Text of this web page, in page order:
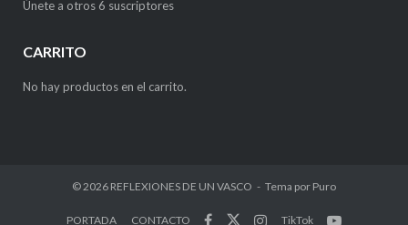
Únete a otros 6 suscriptores
CARRITO
No hay productos en el carrito.
© 2026 REFLEXIONES DE UN VASCO Tema por Puro
PORTADA CONTACTO TikTok